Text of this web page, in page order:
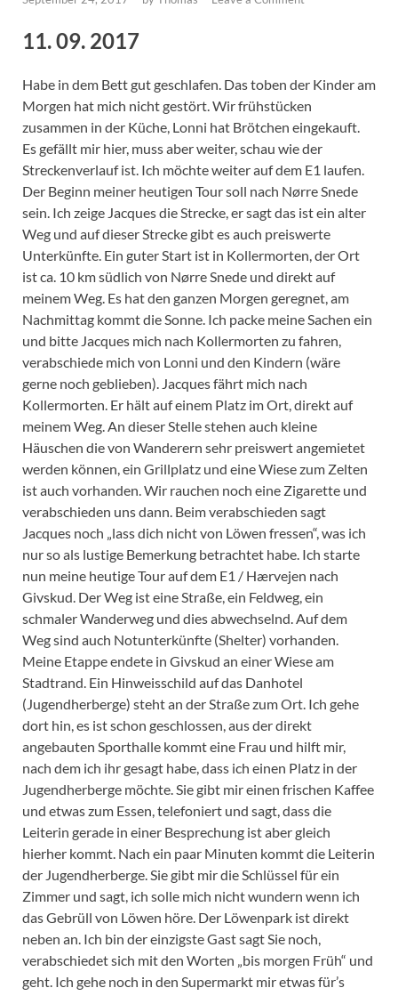
11. 09. 2017
Habe in dem Bett gut geschlafen. Das toben der Kinder am
Morgen hat mich nicht gestört. Wir frühstücken
zusammen in der Küche, Lonni hat Brötchen eingekauft.
Es gefällt mir hier, muss aber weiter, schau wie der
Streckenverlauf ist. Ich möchte weiter auf dem E1 laufen.
Der Beginn meiner heutigen Tour soll nach Nørre Snede
sein. Ich zeige Jacques die Strecke, er sagt das ist ein alter
Weg und auf dieser Strecke gibt es auch preiswerte
Unterkünfte. Ein guter Start ist in Kollermorten, der Ort
ist ca. 10 km südlich von Nørre Snede und direkt auf
meinem Weg. Es hat den ganzen Morgen geregnet, am
Nachmittag kommt die Sonne. Ich packe meine Sachen ein
und bitte Jacques mich nach Kollermorten zu fahren,
verabschiede mich von Lonni und den Kindern (wäre
gerne noch geblieben). Jacques fährt mich nach
Kollermorten. Er hält auf einem Platz im Ort, direkt auf
meinem Weg. An dieser Stelle stehen auch kleine
Häuschen die von Wanderern sehr preiswert angemietet
werden können, ein Grillplatz und eine Wiese zum Zelten
ist auch vorhanden. Wir rauchen noch eine Zigarette und
verabschieden uns dann. Beim verabschieden sagt
Jacques noch „lass dich nicht von Löwen fressen“, was ich
nur so als lustige Bemerkung betrachtet habe. Ich starte
nun meine heutige Tour auf dem E1 / Hærvejen nach
Givskud. Der Weg ist eine Straße, ein Feldweg, ein
schmaler Wanderweg und dies abwechselnd. Auf dem
Weg sind auch Notunterkünfte (Shelter) vorhanden.
Meine Etappe endete in Givskud an einer Wiese am
Stadtrand. Ein Hinweisschild auf das Danhotel
(Jugendherberge) steht an der Straße zum Ort. Ich gehe
dort hin, es ist schon geschlossen, aus der direkt
angebauten Sporthalle kommt eine Frau und hilft mir,
nach dem ich ihr gesagt habe, dass ich einen Platz in der
Jugendherberge möchte. Sie gibt mir einen frischen Kaffee
und etwas zum Essen, telefoniert und sagt, dass die
Leiterin gerade in einer Besprechung ist aber gleich
hierher kommt. Nach ein paar Minuten kommt die Leiterin
der Jugendherberge. Sie gibt mir die Schlüssel für ein
Zimmer und sagt, ich solle mich nicht wundern wenn ich
das Gebrüll von Löwen höre. Der Löwenpark ist direkt
neben an. Ich bin der einzigste Gast sagt Sie noch,
verabschiedet sich mit den Worten „bis morgen Früh“ und
geht. Ich gehe noch in den Supermarkt mir etwas für’s